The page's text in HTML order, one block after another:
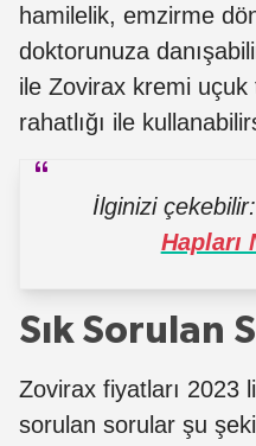
hamilelik, emzirme
doktorunuza
ile Zovirax kremi uçuk
rahatlığı ile
İlginizi çekebilir:
Hapları
Sık Sorulan
Zovirax fiyatları 2023
sorulan sorular şu